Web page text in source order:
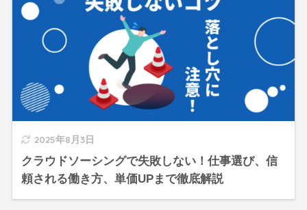
2025年8月3日
クラウドソーシングで失敗しない！仕事選び、信
頼される働き方、単価UPまで徹底解説